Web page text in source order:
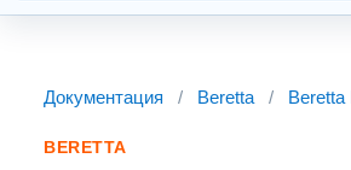
Документация / Beretta / Beretta
BERETTA